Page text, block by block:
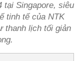
tại Singapore, siêu
tinh tế của NTK
thanh lịch tối giản